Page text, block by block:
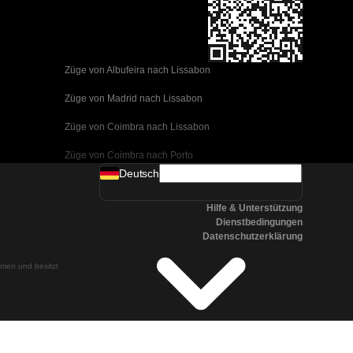
Züge von Albufeira nach Lissabon
Züge von Madrid nach Lissabon
Züge von Coimbra nach Lissabon
Züge von Coimbra nach Porto
Züge von Valencia nach Barcelona
Züge von Malaga nach Barcelona
Züge von Malaga nach Madrid
Züge von Cordoba nach Madrid
und besitzt
Deutsch
Hilfe & Unterstützung
Dienstbedingungen
Datenschutzerklärung